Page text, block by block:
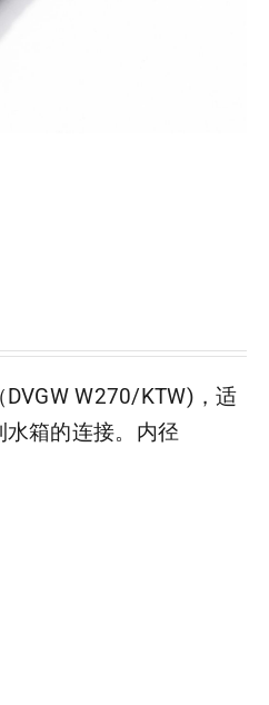
W270/KTW)，适
水箱的连接。内径